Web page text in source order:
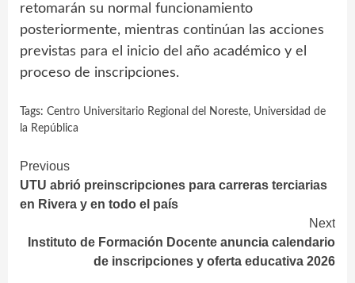
retomarán su normal funcionamiento
posteriormente, mientras continúan las acciones
previstas para el inicio del año académico y el
proceso de inscripciones.
Tags: Centro Universitario Regional del Noreste, Universidad de
la República
Continue
Reading
Previous
UTU abrió preinscripciones para carreras terciarias
en Rivera y en todo el país
Next
Instituto de Formación Docente anuncia calendario
de inscripciones y oferta educativa 2026